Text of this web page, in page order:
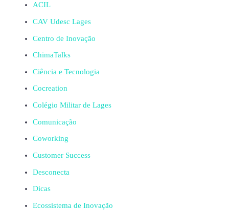
ACIL
CAV Udesc Lages
Centro de Inovação
ChimaTalks
Ciência e Tecnologia
Cocreation
Colégio Militar de Lages
Comunicação
Coworking
Customer Success
Desconecta
Dicas
Ecossistema de Inovação